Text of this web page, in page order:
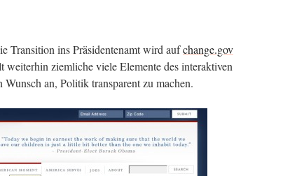
Tran­si­ti­on ins Prä­si­den­ten­amt wird aufchange.gov
wei­ter­hin ziem­li­che vie­le Ele­men­te des inter­ak­ti­ven
an, Poli­tik trans­pa­rent zu machen.